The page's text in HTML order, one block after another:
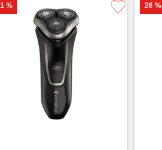
% 26 %